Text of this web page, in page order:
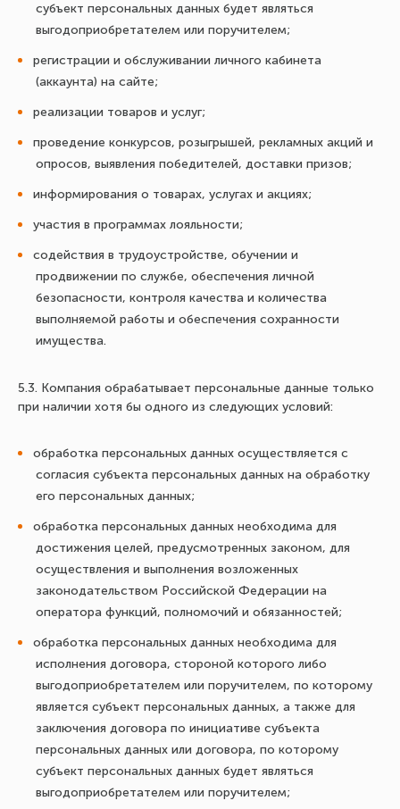
субъект персональных данных будет являться
выгодоприобретателем или поручителем;
регистрации и обслуживании личного кабинета
(аккаунта) на сайте;
реализации товаров и услуг;
проведение конкурсов, розыгрышей, рекламных акций и
опросов, выявления победителей, доставки призов;
информирования о товарах, услугах и акциях;
участия в программах лояльности;
содействия в трудоустройстве, обучении и
продвижении по службе, обеспечения личной
безопасности, контроля качества и количества
выполняемой работы и обеспечения сохранности
имущества.
5.3. Компания обрабатывает персональные данные только
при наличии хотя бы одного из следующих условий:
обработка персональных данных осуществляется с
согласия субъекта персональных данных на обработку
его персональных данных;
обработка персональных данных необходима для
достижения целей, предусмотренных законом, для
осуществления и выполнения возложенных
законодательством Российской Федерации на
оператора функций, полномочий и обязанностей;
обработка персональных данных необходима для
исполнения договора, стороной которого либо
выгодоприобретателем или поручителем, по которому
является субъект персональных данных, а также для
заключения договора по инициативе субъекта
персональных данных или договора, по которому
субъект персональных данных будет являться
выгодоприобретателем или поручителем;